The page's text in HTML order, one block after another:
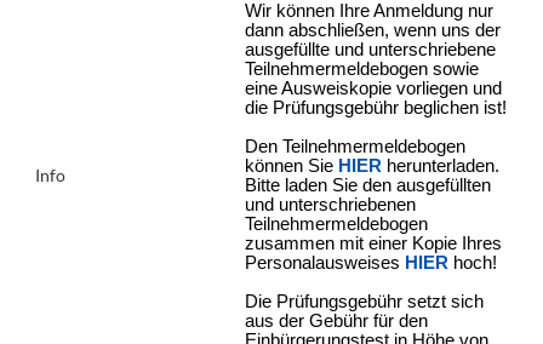
Info
Wir können Ihre Anmeldung nur
dann abschließen, wenn uns der
ausgefüllte und unterschriebene
Teilnehmermeldebogen sowie
eine Ausweiskopie vorliegen und
die Prüfungsgebühr beglichen ist!
Den Teilnehmermeldebogen
können Sie HIER herunterladen.
Bitte laden Sie den ausgefüllten
und unterschriebenen
Teilnehmermeldebogen
zusammen mit einer Kopie Ihres
Personalausweises HIER hoch!
Die Prüfungsgebühr setzt sich
aus der Gebühr für den